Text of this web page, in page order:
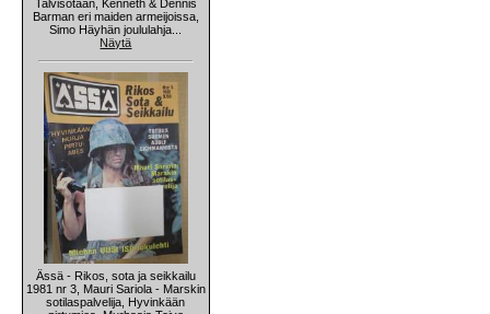
Talvisotaan, Kenneth & Dennis
Barman eri maiden armeijoissa,
Simo Häyhän joululahja...
Näytä
Ässä - Rikos, sota ja seikkailu
1981 nr 3, Mauri Sariola - Marskin
sotilaspalvelija, Hyvinkään